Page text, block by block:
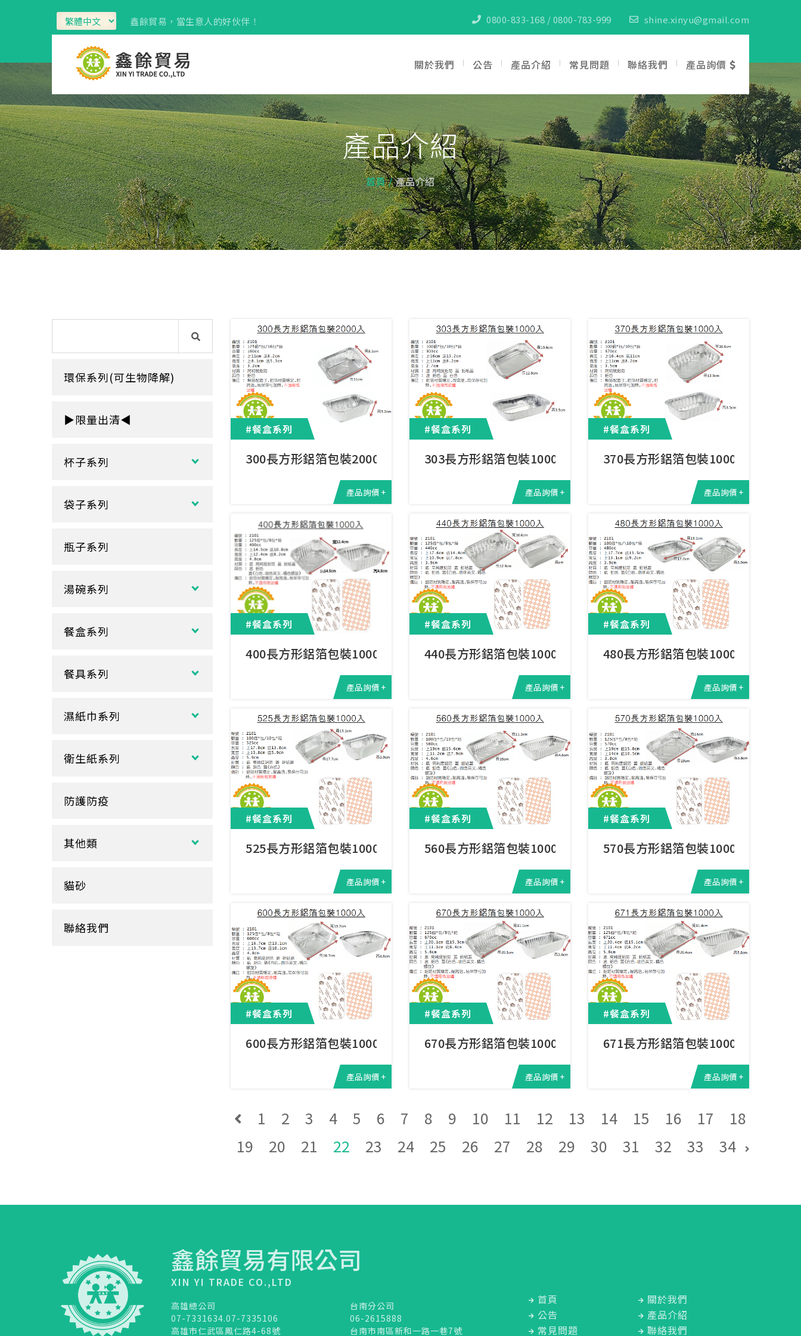
鑫餘貿易，當生意人的好伙伴！ 0800-833-168 / 0800-783-999 shine.xinyu@gmail.com
關於我們 公告 產品介紹 常見問題 聯絡我們 產品詢價
產品介紹
首頁 產品介紹
#餐盒系列
300長方形鋁箔包裝2000入
產品詢價 +
#餐盒系列
303長方形鋁箔包裝1000入
產品詢價 +
#餐盒系列
370長方形鋁箔包裝1000入
產品詢價 +
#餐盒系列
400長方形鋁箔包裝1000入
產品詢價 +
#餐盒系列
440長方形鋁箔包裝1000入
產品詢價 +
#餐盒系列
480長方形鋁箔包裝1000入
產品詢價 +
#餐盒系列
525長方形鋁箔包裝1000入
產品詢價 +
#餐盒系列
560長方形鋁箔包裝1000入
產品詢價 +
#餐盒系列
570長方形鋁箔包裝1000入
產品詢價 +
#餐盒系列
600長方形鋁箔包裝1000入
產品詢價 +
#餐盒系列
670長方形鋁箔包裝1000入
產品詢價 +
#餐盒系列
671長方形鋁箔包裝1000入
產品詢價 +
1 2 3 4 5 6 7 8 9 10 11 12 13 14 15 16 17
18
19
20 21 22 23 24 25 26 27 28 29 30 31 32 33 34
環保系列(可生物降解)
▶限量出清◀
杯子系列
雙層紙杯
冷熱共用杯系列
試飲小紙杯
冰淇淋杯
捲口杯
玻璃
杯蓋
杯架
袋子系列
紙袋
瓶子系列
湯碗系列
扁碗系列
湯杯蓋
餐盒系列
日式餐盒
點心盒
塑膠餐盒
鋁箔盒
底襯
內襯
餐具系列
刀、叉、匙
牙籤
濕紙巾系列
圓濕巾
衛生紙系列
盒裝面紙、補充包
衛生紙盒/架
防護防疫
其他類
料理紙
貓砂
聯絡我們
鑫餘貿易有限公司
XIN YI TRADE CO.,LTD
高雄總公司
07-7331634.07-7335106
高雄市仁武區鳳仁路4-68號
台南分公司
06-2615888
台南市南區新和一路一巷7號
首頁
關於我們
公告
產品介紹
常見問題
聯絡我們